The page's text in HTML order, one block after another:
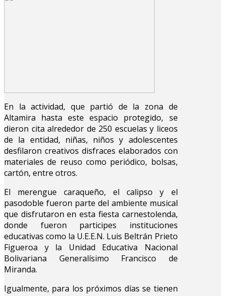
En la actividad, que partió de la zona de
Altamira hasta este espacio protegido, se
dieron cita alrededor de 250 escuelas y liceos
de la entidad, niñas, niños y adolescentes
desfilaron creativos disfraces elaborados con
materiales de reuso como periódico, bolsas,
cartón, entre otros.
El merengue caraqueño, el calipso y el
pasodoble fueron parte del ambiente musical
que disfrutaron en esta fiesta carnestolenda,
donde fueron participes instituciones
educativas como la U.E.E.N. Luis Beltrán Prieto
Figueroa y la Unidad Educativa Nacional
Bolivariana Generalísimo Francisco de
Miranda.
Igualmente, para los próximos días se tienen